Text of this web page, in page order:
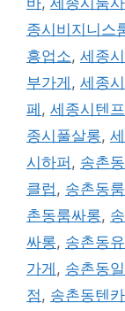
종시비지니스
흥업소, 세종
부가게 , 세종
페 , 세종시텐
종시풀살롱,
시하퍼 , 송촌
클럽 , 송촌동
촌동룸싸롱,
싸롱, 송촌동
가게 , 송촌동
점 , 송촌동텐